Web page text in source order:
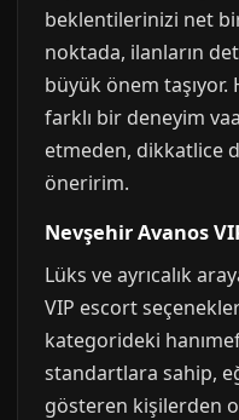
beklentilerinizi net
noktada, ilanların
büyük önem taşıyor.
farklı bir deneyim
etmeden, dikkatlice
öneririm.
Nevşehir Avanos
Lüks ve ayrıcalık
VIP escort
kategorideki
standartlara sahip,
gösteren kişilerden